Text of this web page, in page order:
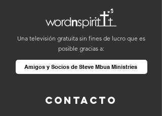
Contacto
Una televisión gratuita sin fines de lucro que es
posible gracias a:
Amigos y Socios de Steve Mbua Ministries